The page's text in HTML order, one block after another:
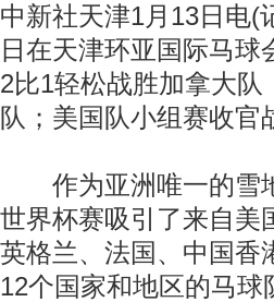
中新社天津1月13日电(
日在天津环亚国际马
2比1轻松战胜加拿大队
队；美国队小组赛收官
作为亚洲唯一的雪地
世界杯赛吸引了来自美
英格兰、法国、中国香
12个国家和地区的马